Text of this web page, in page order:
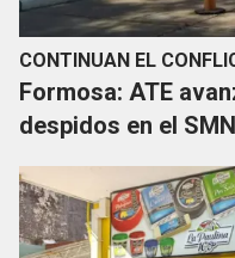
CONTINUAN EL
Formosa: ATE
despidos en el SMN